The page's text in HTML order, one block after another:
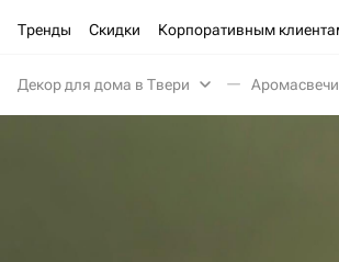
Тренды Скидки Корпоративным
Декор для дома в Твери